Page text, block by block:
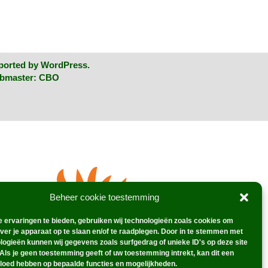
Beheer cookie toestemming
ervaringen te bieden, gebruiken wij technologieën zoals cookies om
je apparaat op te slaan en/of te raadplegen. Door in te stemmen met
kunnen wij gegevens zoals surfgedrag of unieke ID's op deze site
je geen toestemming geeft of uw toestemming intrekt, kan dit een
hebben op bepaalde functies en mogelijkheden.
by WordPress.
CBO